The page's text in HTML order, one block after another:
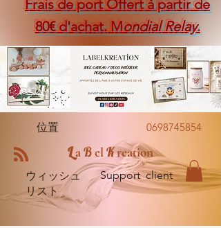
Frais de port Offert à partir de
80€ d'achat. Mondial Relay.
位置 0698745854
LaBel Kreation
ウィッシュ
リスト
Support client